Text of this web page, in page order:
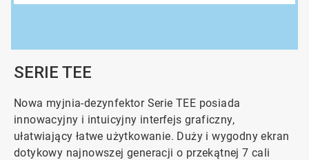
SERIE TEE
Nowa myjnia-dezynfektor Serie TEE posiada
innowacyjny i intuicyjny interfejs graficzny,
ułatwiający łatwe użytkowanie. Duży i wygodny ekran
dotykowy najnowszej generacji o przekątnej 7 cali